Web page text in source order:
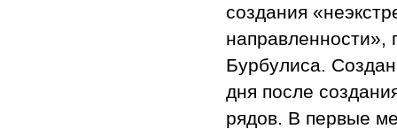
создания
направленности»,
Бурбулиса.
дня после
рядов. В первые